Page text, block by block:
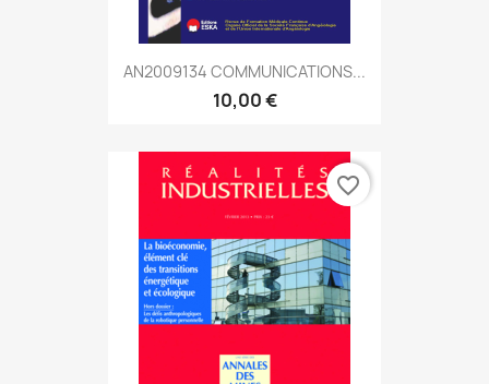
AN2009134 COMMUNICATIONS...
10,00 €
favorite_border